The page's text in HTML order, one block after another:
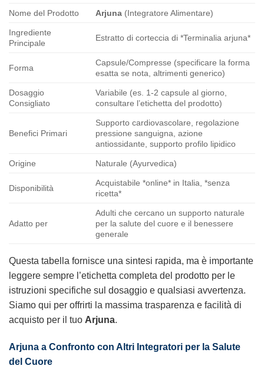
Nome del Prodotto
Arjuna (Integratore Alimentare)
Ingrediente
Principale
Estratto di corteccia di *Terminalia arjuna*
Forma
Capsule/Compresse (specificare la forma
esatta se nota, altrimenti generico)
Dosaggio
Consigliato
Variabile (es. 1-2 capsule al giorno,
consultare l’etichetta del prodotto)
Benefici Primari
Supporto cardiovascolare, regolazione
pressione sanguigna, azione
antiossidante, supporto profilo lipidico
Origine Naturale (Ayurvedica)
Disponibilità
Acquistabile *online* in Italia, *senza
ricetta*
Adatto per
Adulti che cercano un supporto naturale
per la salute del cuore e il benessere
generale
Questa tabella fornisce una sintesi rapida, ma è importante
leggere sempre l’etichetta completa del prodotto per le
istruzioni specifiche sul dosaggio e qualsiasi avvertenza.
Siamo qui per offrirti la massima trasparenza e facilità di
acquisto per il tuo Arjuna.
Arjuna a Confronto con Altri Integratori per la Salute
del Cuore